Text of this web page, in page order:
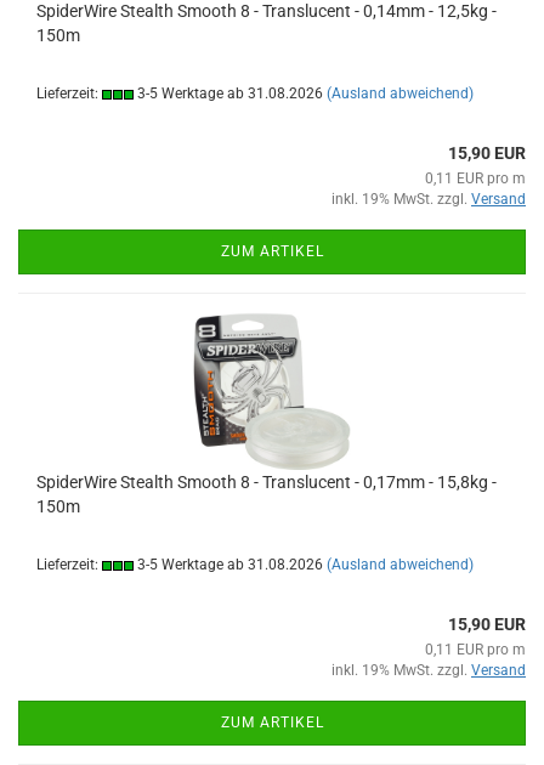
SpiderWire Stealth Smooth 8 - Translucent - 0,14mm - 12,5kg -
150m
Lieferzeit: 3-5 Werktage ab 31.08.2026 (Ausland abweichend)
15,90 EUR
0,11 EUR pro m
inkl. 19% MwSt. zzgl. Versand
ZUM ARTIKEL
SpiderWire Stealth Smooth 8 - Translucent - 0,17mm - 15,8kg -
150m
Lieferzeit: 3-5 Werktage ab 31.08.2026 (Ausland abweichend)
15,90 EUR
0,11 EUR pro m
inkl. 19% MwSt. zzgl. Versand
ZUM ARTIKEL